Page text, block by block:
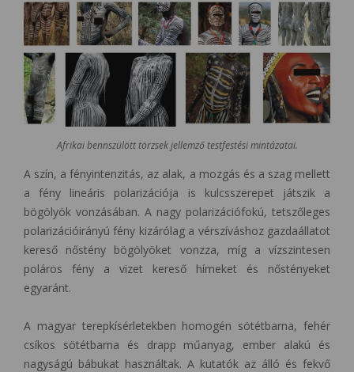
Afrikai bennszülött törzsek jellemző testfestési mintázatai.
A szín, a fényintenzitás, az alak, a mozgás és a szag mellett
a fény lineáris polarizációja is kulcsszerepet játszik a
bögölyök vonzásában. A nagy polarizációfokú, tetszőleges
polarizációirányú fény kizárólag a vérszíváshoz gazdaállatot
kereső nőstény bögölyöket vonzza, míg a vízszintesen
poláros fény a vizet kereső hímeket és nőstényeket
egyaránt.
A magyar terepkísérletekben homogén sötétbarna, fehér
csíkos sötétbarna és drapp műanyag, ember alakú és
nagyságú bábukat használtak. A kutatók az álló és fekvő